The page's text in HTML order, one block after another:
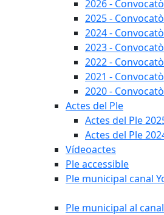
2026 -
2025 -
2024 -
2023 -
2022 -
2021 -
2020 -
Actes del Ple
Actes del Ple
Actes del Ple
Vídeoactes
Ple accessible
Ple municipal canal
Ple municipal al